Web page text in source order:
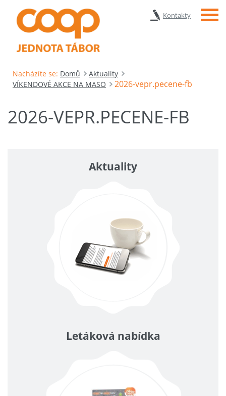
Kontakty Menu
Nacházíte se: Domů
Aktuality
VÍKENDOVÉ AKCE NA MASO
2026-vepr.pecene-fb
2026-VEPR.PECENE-FB
Aktuality
Letáková nabídka